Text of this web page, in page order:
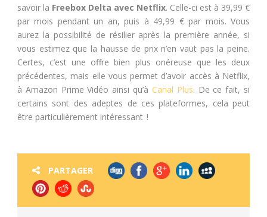
savoir la Freebox Delta avec Netflix. Celle-ci est à 39,99 €
par mois pendant un an, puis à 49,99 € par mois. Vous
aurez la possibilité de résilier après la première année, si
vous estimez que la hausse de prix n’en vaut pas la peine.
Certes, c’est une offre bien plus onéreuse que les deux
précédentes, mais elle vous permet d’avoir accès à Netflix,
à Amazon Prime Vidéo ainsi qu’à Canal Plus. De ce fait, si
certains sont des adeptes de ces plateformes, cela peut
être particulièrement intéressant !
PARTAGER